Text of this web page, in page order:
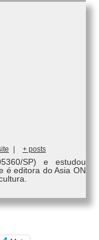
+ posts
SP) e estudou
é editora do Asia ON